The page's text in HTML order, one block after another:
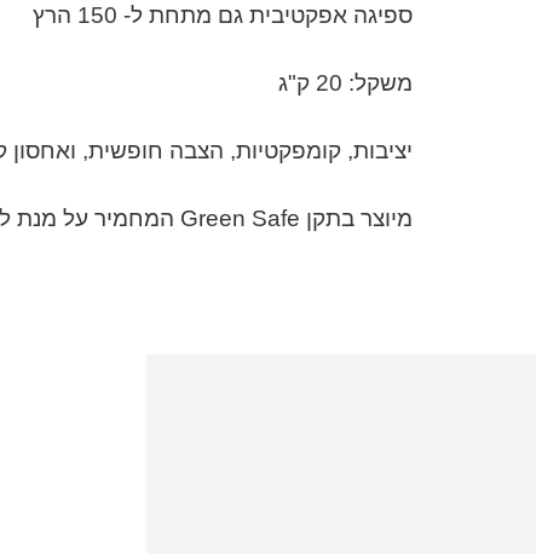
ספיגה אפקטיבית גם מתחת ל- 150 הרץ
משקל: 20 ק"ג
יציבות, קומפקטיות, הצבה חופשית, ואחסון
מיוצר בתקן Green Safe המחמיר על מנת להבטיח בניה ירוקה וחומרים שאינם מזהמים את האוויר אותו אנו נושמים באולפן.
איתכם קשר לתיאום